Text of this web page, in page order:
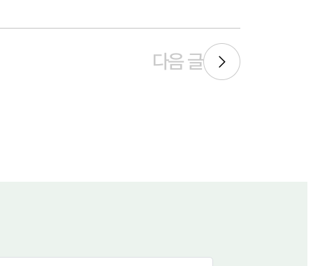
다음 글